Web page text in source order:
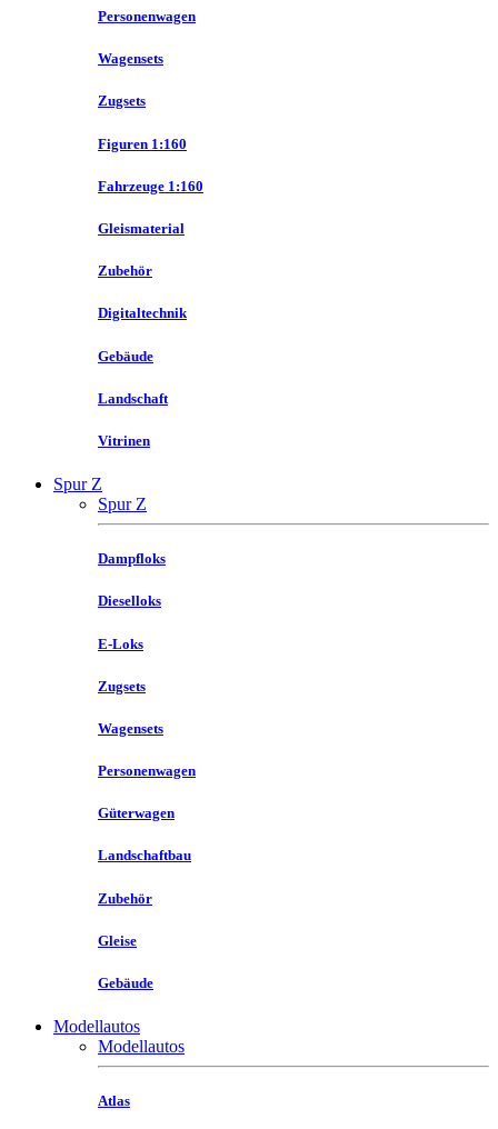
Personenwagen
Wagensets
Zugsets
Figuren 1:160
Fahrzeuge 1:160
Gleismaterial
Zubehör
Digitaltechnik
Gebäude
Landschaft
Vitrinen
Spur Z
Spur Z
Dampfloks
Dieselloks
E-Loks
Zugsets
Wagensets
Personenwagen
Güterwagen
Landschaftbau
Zubehör
Gleise
Gebäude
Modellautos
Modellautos
Atlas